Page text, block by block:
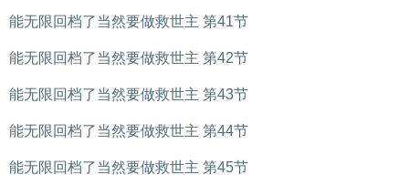
能无限回档了当然要做救世主 第41节
能无限回档了当然要做救世主 第42节
能无限回档了当然要做救世主 第43节
能无限回档了当然要做救世主 第44节
能无限回档了当然要做救世主 第45节